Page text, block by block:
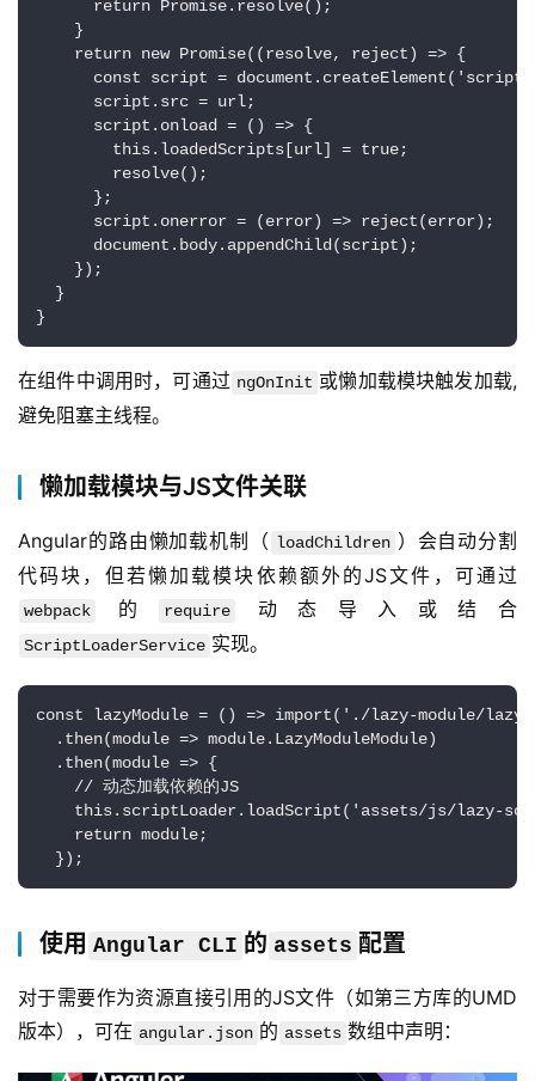
      return Promise.resolve();
    }
    return new Promise((resolve, reject) => {
const script =
      script.src = url;
      script.onload = () => {
        this.loadedScripts[url] = true;
        resolve();
      };
      script.onerror = (error) => reject(error);
      document.body.appendChild(script);
    });
  }
}
在组件中调用时，可通过 ngOnInit 或懒加载模块触发加载,
避免阻塞主线程。
懒加载模块与JS文件关联
Angular的路由懒加载机制（ loadChildren ）会自动分割
代码块，但若懒加载模块依赖额外的JS文件，可通过
webpack 的 require 动态导入或结合
ScriptLoaderService 实现。
const lazyModule = () => import('./lazy-module/lazy-
  .then(module => module.LazyModuleModule)
  .then(module => {
    // 动态加载依赖的JS
this.scriptLoader.loadScript('assets/js/lazy-
    return module;
  });
使用 Angular CLI 的 assets 配置
对于需要作为资源直接引用的JS文件（如第三方库的UMD
版本），可在 angular.json 的 assets 数组中声明：